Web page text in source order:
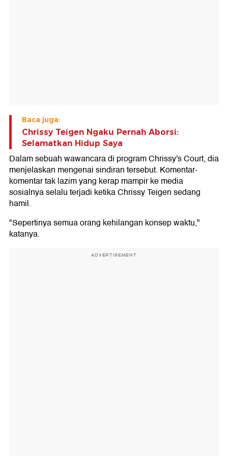
Baca juga:
Chrissy Teigen Ngaku Pernah Aborsi:
Selamatkan Hidup Saya
Dalam sebuah wawancara di program Chrissy's Court, dia
menjelaskan mengenai sindiran tersebut. Komentar-
komentar tak lazim yang kerap mampir ke media
sosialnya selalu terjadi ketika Chrissy Teigen sedang
hamil.
"Sepertinya semua orang kehilangan konsep waktu,"
katanya.
ADVERTISEMENT